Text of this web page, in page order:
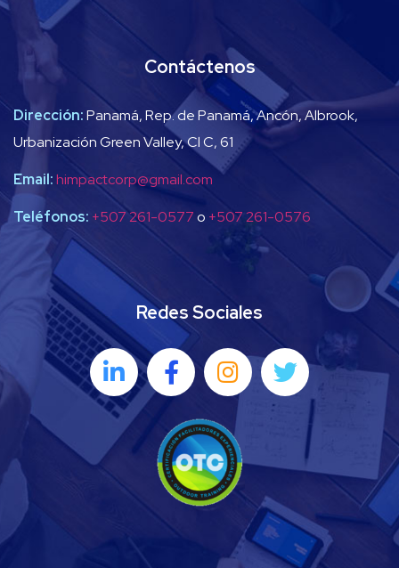
Contáctenos
Dirección:Panamá, Rep. de Panamá, Ancón, Albrook,
Urbanización Green Valley, Cl C, 61
Email:himpactcorp@gmail.com
Teléfonos: +507 261-0577o +507 261-0576
Redes Sociales